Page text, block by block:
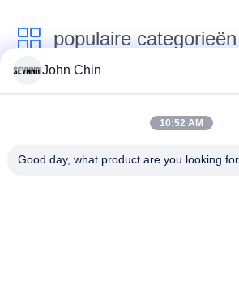
populaire categorieën
Gerecycleerde
Stof
gerecycled polyester
John Chin
10:52 AM
Good day, what product are you looking